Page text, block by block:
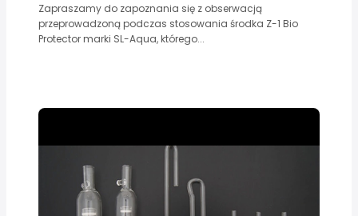
Zapraszamy do zapoznania się z obserwacją
przeprowadzoną podczas stosowania środka Z-1 Bio
Protector marki SL-Aqua, którego...